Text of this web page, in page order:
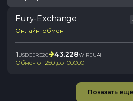
Fury-Exchange
Онлайн-обмен
1USDCERC20 43.228WIREUAH
Обмен от250 до 100000
Показать ещё